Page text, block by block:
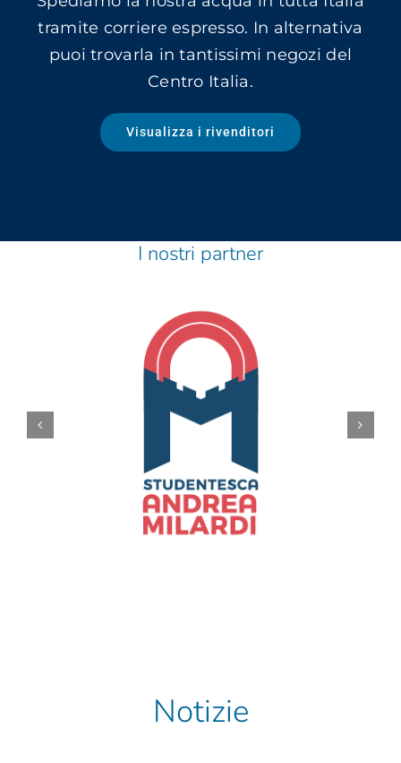
tramite corriere espresso. In alternativa
puoi trovarla in tantissimi negozi del
Centro Italia.
Visualizza i rivenditori
I nostri partner
Notizie